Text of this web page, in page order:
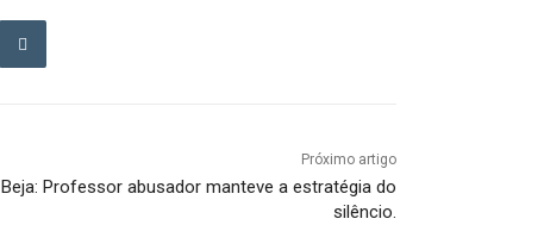
Próximo artigo
Beja: Professor abusador manteve a estratégia do
silêncio.